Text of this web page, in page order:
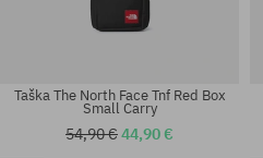
Taška The North Face Tnf Red Box
Small Carry
54,90 €44,90 €